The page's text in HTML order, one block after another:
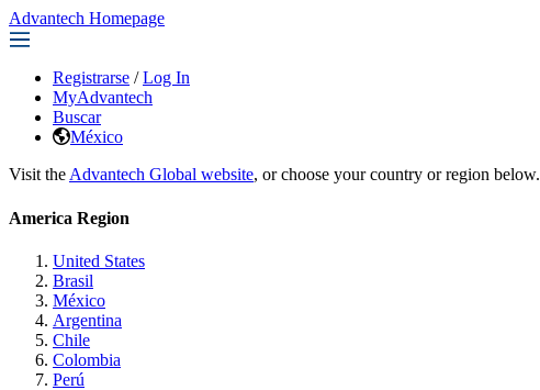
Advantech Homepage
Registrarse / Log In
MyAdvantech
Buscar
México
Visit the Advantech Global website, or choose your country or region below.
America Region
United States
Brasil
México
Argentina
Chile
Colombia
Perú